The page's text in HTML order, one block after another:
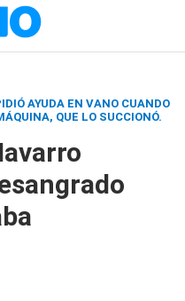
AYUDA EN VANO CUANDO
QUE LO SUCCIONÓ.